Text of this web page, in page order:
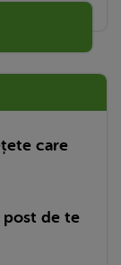
care
de te